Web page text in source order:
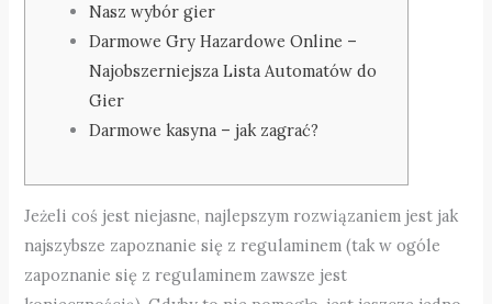
Nasz wybór gier
Darmowe Gry Hazardowe Online –
Najobszerniejsza Lista Automatów do
Gier
Darmowe kasyna – jak zagrać?
Jeżeli coś jest niejasne, najlepszym rozwiązaniem jest jak
najszybsze zapoznanie się z regulaminem (tak w ogóle
zapoznanie się z regulaminem zawsze jest